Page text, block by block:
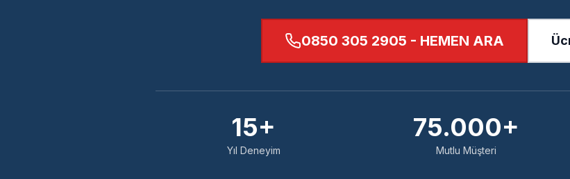
0850 305 2905 - HEMEN ARA
15+
Yıl Deneyim
75.000+
Mutlu Müşteri